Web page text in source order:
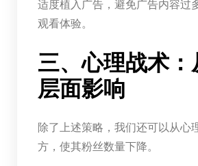
适度植入广告，避免广告内容过
观看体验。
三、心理战术：
层面影响
除了上述策略，我们还可以从心
方，使其粉丝数量下降。